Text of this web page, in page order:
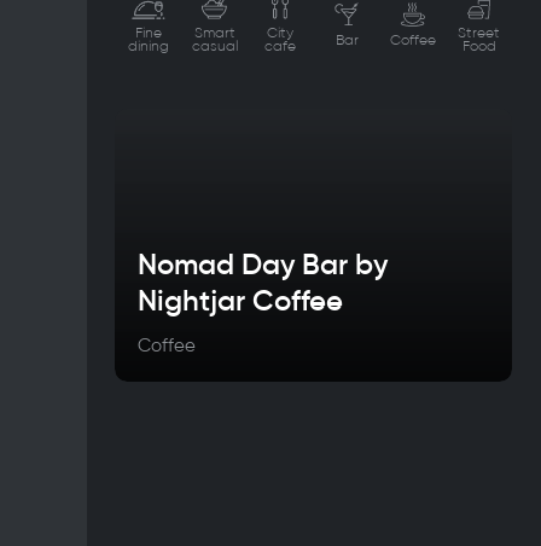
Fine
dining
Smart
casual
City
cafe Bar Coffee Street
Food
Nomad Day Bar by
Nightjar Coffee
Coffee